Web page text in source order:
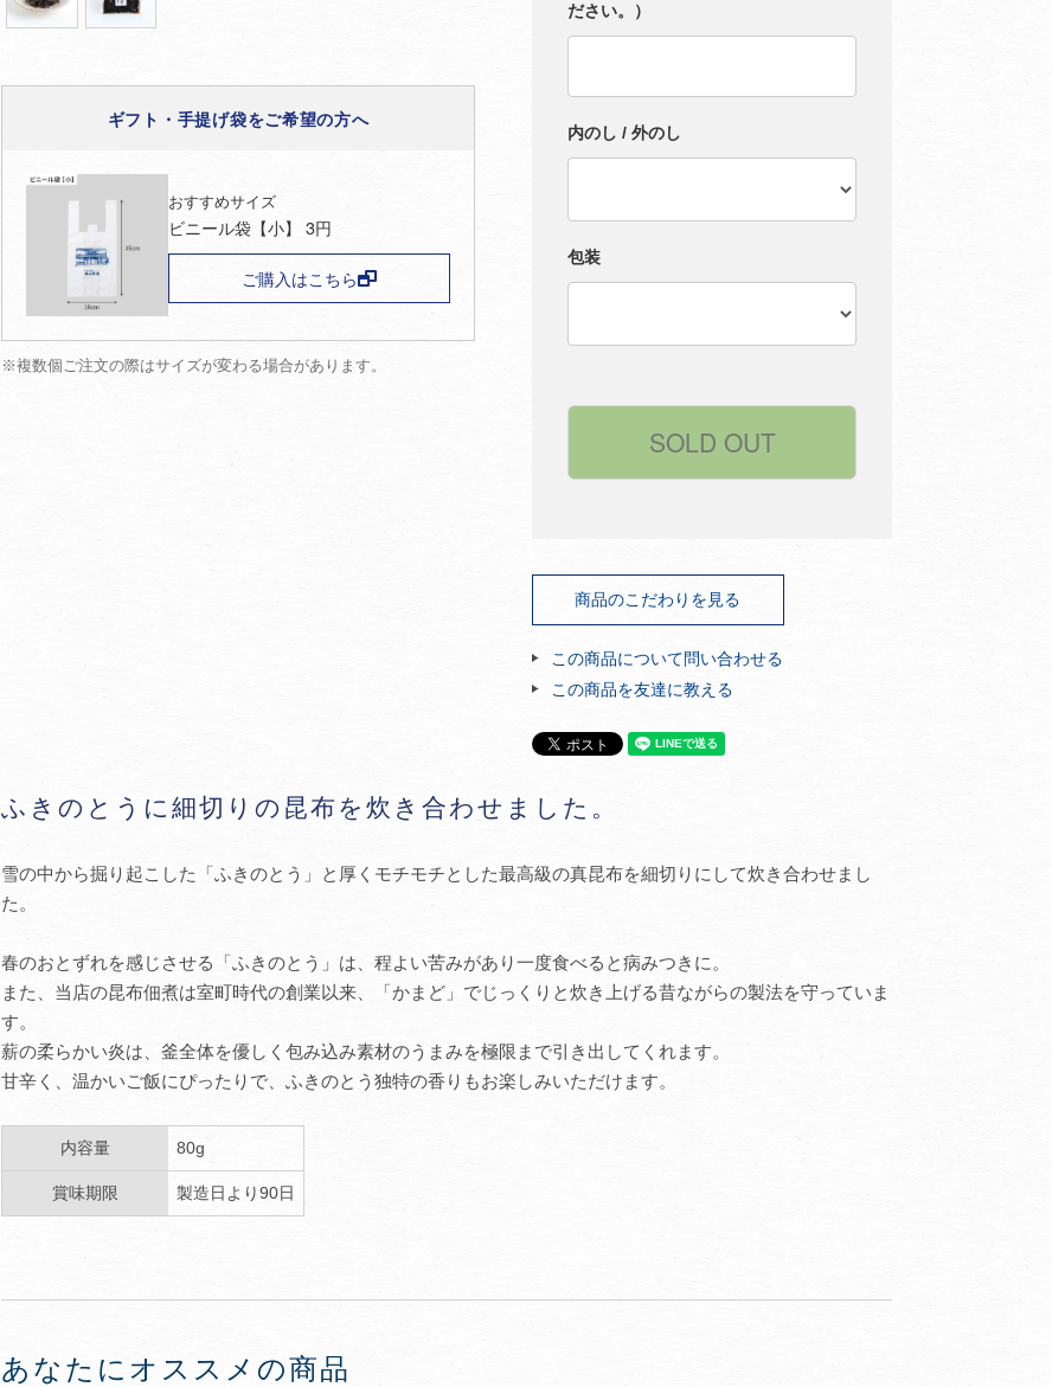
ギフト・手提げ袋をご希望の方へ
おすすめサイズ
ビニール袋【小】 3円
ご購入はこちら
※複数個ご注文の際はサイズが変わる場合があります。
ださい。）
内のし / 外のし
包装
商品のこだわりを見る
この商品について問い合わせる
この商品を友達に教える
ふきのとうに細切りの昆布を炊き合わせました。
雪の中から掘り起こした「ふきのとう」と厚くモチモチとした最高級の真昆布を細切りにして炊き合わせまし
た。
春のおとずれを感じさせる「ふきのとう」は、程よい苦みがあり一度食べると病みつきに。
また、当店の昆布佃煮は室町時代の創業以来、「かまど」でじっくりと炊き上げる昔ながらの製法を守っていま
す。
薪の柔らかい炎は、釜全体を優しく包み込み素材のうまみを極限まで引き出してくれます。
甘辛く、温かいご飯にぴったりで、ふきのとう独特の香りもお楽しみいただけます。
内容量 80g
賞味期限 製造日より90日
あなたにオススメの商品